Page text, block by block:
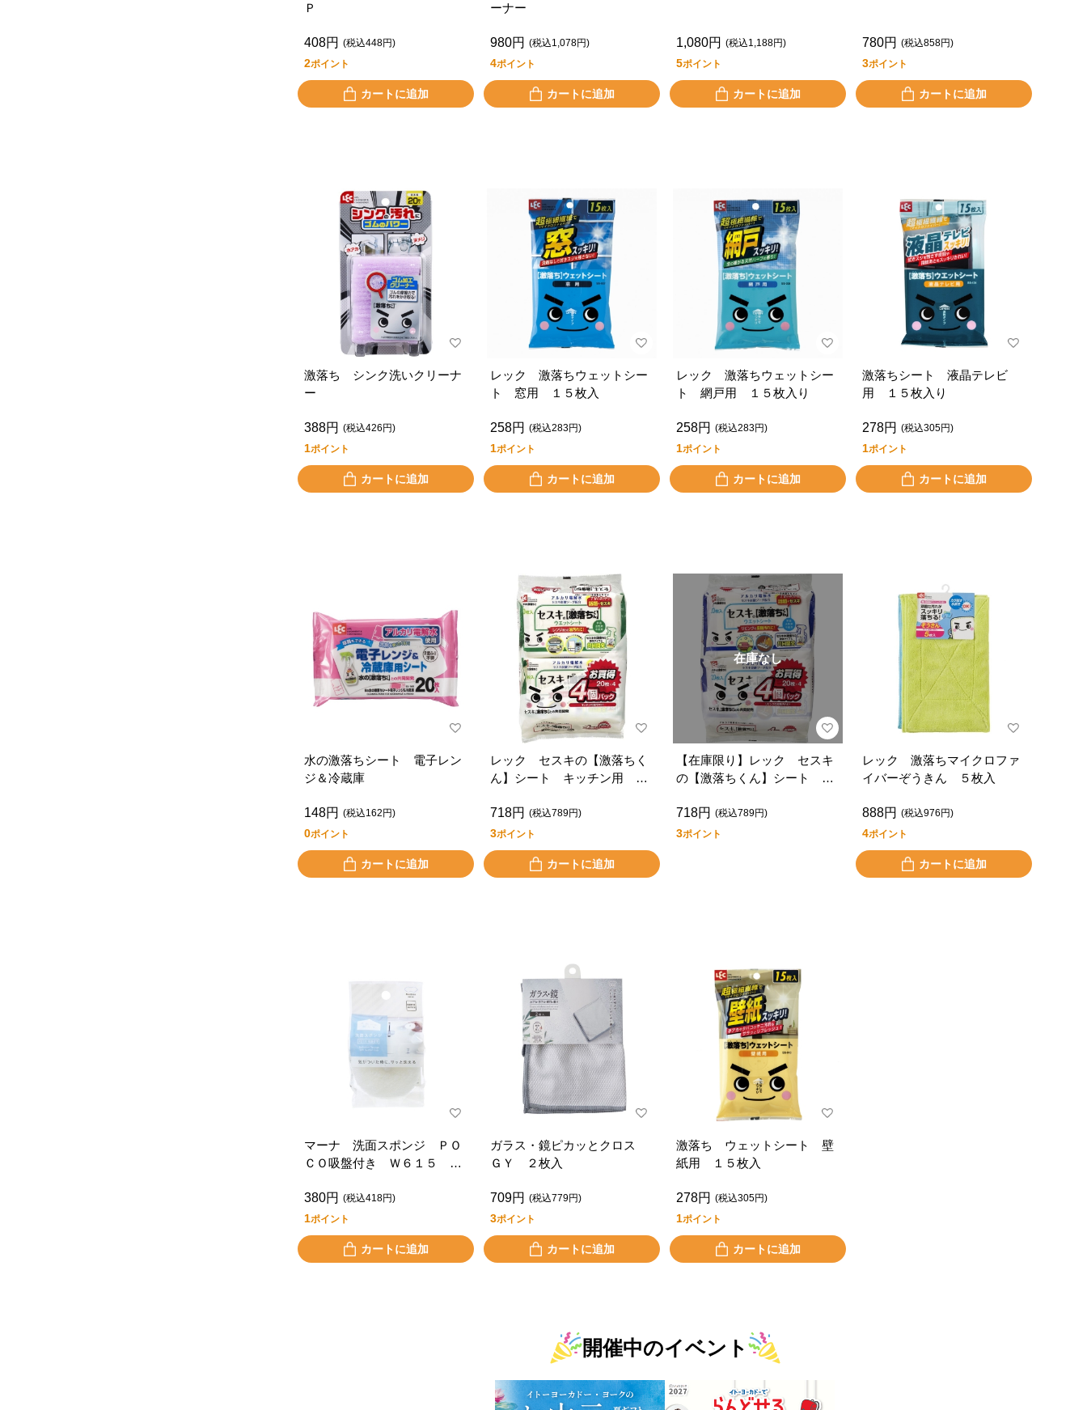
Ｐ
408円 (税込448円)
2ポイント
カートに追加
ーナー
980円 (税込1,078円)
4ポイント
カートに追加
1,080円 (税込1,188円)
5ポイント
カートに追加
780円 (税込858円)
3ポイント
カートに追加
激落ち シンク洗いクリーナ
ー
388円 (税込426円)
1ポイント
カートに追加
レック 激落ちウェットシー
ト 窓用 １５枚入
258円 (税込283円)
1ポイント
カートに追加
レック 激落ちウェットシー
ト 網戸用 １５枚入り
258円 (税込283円)
1ポイント
カートに追加
激落ちシート 液晶テレビ
用 １５枚入り
278円 (税込305円)
1ポイント
カートに追加
水の激落ちシート 電子レン
ジ＆冷蔵庫
148円 (税込162円)
0ポイント
カートに追加
レック セスキの【激落ちく
ん】シート キッチン用 ４
718円 (税込789円)
3ポイント
カートに追加
在庫なし
【在庫限り】レック セスキ
の【激落ちくん】シート フ
718円 (税込789円)
3ポイント
レック 激落ちマイクロファ
イバーぞうきん ５枚入
888円 (税込976円)
4ポイント
カートに追加
マーナ 洗面スポンジ ＰＯ
ＣＯ吸盤付き Ｗ６１５ ホ
380円 (税込418円)
1ポイント
カートに追加
ガラス・鏡ピカッとクロス
ＧＹ ２枚入
709円 (税込779円)
3ポイント
カートに追加
激落ち ウェットシート 壁
紙用 １５枚入
278円 (税込305円)
1ポイント
カートに追加
開催中のイベント